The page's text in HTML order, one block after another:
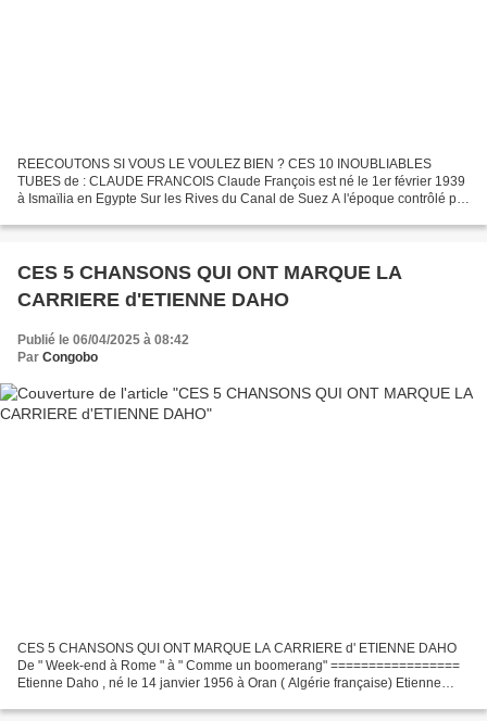
REECOUTONS SI VOUS LE VOULEZ BIEN ? CES 10 INOUBLIABLES
TUBES de : CLAUDE FRANCOIS Claude François est né le 1er février 1939
à Ismaïlia en Egypte Sur les Rives du Canal de Suez A l'époque contrôlé par
CES 5 CHANSONS QUI ONT MARQUE LA
CARRIERE d'ETIENNE DAHO
Publié le 06/04/2025 à 08:42
Par Congobo
CES 5 CHANSONS QUI ONT MARQUE LA CARRIERE d' ETIENNE DAHO
De " Week-end à Rome " à " Comme un boomerang" =================
Etienne Daho , né le 14 janvier 1956 à Oran ( Algérie française) Etienne